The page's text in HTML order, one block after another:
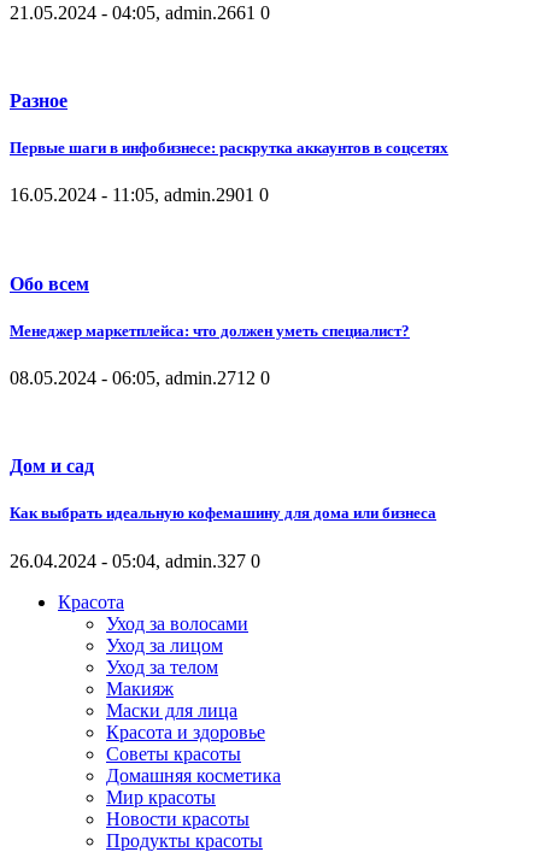
21.05.2024 - 04:05, admin.2661 0
Разное
Первые шаги в инфобизнесе: раскрутка аккаунтов в соцсетях
16.05.2024 - 11:05, admin.2901 0
Обо всем
Менеджер маркетплейса: что должен уметь специалист?
08.05.2024 - 06:05, admin.2712 0
Дом и сад
Как выбрать идеальную кофемашину для дома или бизнеса
26.04.2024 - 05:04, admin.327 0
Красота
Уход за волосами
Уход за лицом
Уход за телом
Макияж
Маски для лица
Красота и здоровье
Советы красоты
Домашняя косметика
Мир красоты
Новости красоты
Продукты красоты